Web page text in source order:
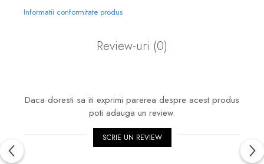
Informatii conformitate produs
Review-uri (0)
Daca doresti sa iti exprimi parerea despre acest produs
poti adauga un review.
SCRIE UN REVIEW